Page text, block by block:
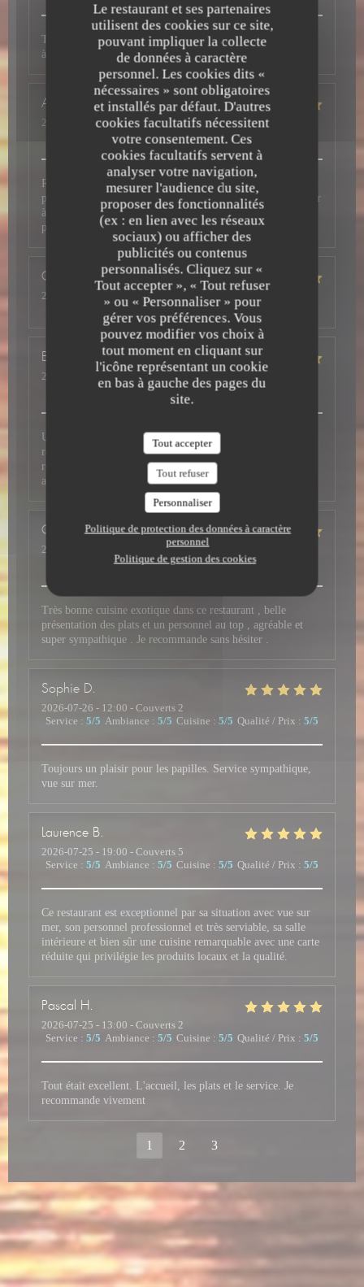
Le restaurant et ses partenaires
utilisent des cookies sur ce site,
pouvant impliquer la collecte
de données à caractère
personnel. Les cookies dits «
nécessaires » sont obligatoires
et installés par défaut. D'autres
cookies facultatifs nécessitent
votre consentement. Ces
cookies facultatifs servent à
analyser votre navigation,
mesurer l'audience du site,
proposer des fonctionnalités
(ex : en lien avec les réseaux
sociaux) ou afficher des
publicités ou contenus
personnalisés. Cliquez sur «
Tout accepter », « Tout refuser
» ou « Personnaliser » pour
gérer vos préférences. Vous
pouvez modifier vos choix à
tout moment en cliquant sur
l'icône représentant un cookie
en bas à gauche des pages du
site.
Tout accepter
Tout refuser
Personnaliser
Politique de protection des données à caractère
personnel
Politique de gestion des cookies
Très bon accueil Assiettes colorées et savoureuses Personnel
à l'écoute Agréable moment de détente
Audrey
2026-08-01
- 20:00 - Couverts 2
Ambiance: 5/5 Cuisine: 5 /5 Qualité / Prix
Restaurant au top avec une carte de qualité, des serveurs aux
petits soins et un très bon rapport qualité prix. Ne pas hésiter
à s'y arrêter pour faire découvrir ces belles saveurs à vos
papilles.
Cior
2026-07-31
- 12:30 - Couverts 2
Ambiance : 5/5 Cuisine: /5 Qualité / Prix
Bruno
2026-07-28
- 19:00 - Couverts 2
/5 Ambiance: 5/5 Cuisine: 5/5 Qualité / Prix
Un accueil avec le sourire et une belle disponibilité. Nous
recommandons ce restaurant, qui nous avait déjà été
recommandé, où le goût, la qualité des mets et du service,
ainsi que la vue vous font passer un excellent moment.
Christian M
2026-07-26
- 19:30 - Couverts 4
Ambiance: 5/5 Cuisine: 5/5 Qualité / Prix
Très bonne cuisine exotique dans ce restaurant , belle
présentation des plats et un personnel au top , agréable et
super sympathique . Je recommande sans hésiter .
Sophie D
2026-07-26 - 12:00 - Couverts 2
Service : 5/5 Ambiance : 5/5 Cuisine : 5/5 Qualité / Prix : 5/5
Toujours un plaisir pour les papilles. Service sympathique,
vue sur mer.
Laurence B
2026-07-25 - 19:00 - Couverts 5
Service : 5/5 Ambiance : 5/5 Cuisine : 5/5 Qualité / Prix : 5/5
Ce restaurant est exceptionnel par sa situation avec vue sur
mer, son personnel professionnel et très serviable, sa salle
intérieure et bien sûr une cuisine remarquable avec une carte
réduite qui privilégie les produits locaux et la qualité.
Pascal H
2026-07-25 - 13:00 - Couverts 2
Service : 5/5 Ambiance : 5/5 Cuisine : 5/5 Qualité / Prix : 5/5
Tout était excellent. L'accueil, les plats et le service. Je
recommande vivement
1 2 3